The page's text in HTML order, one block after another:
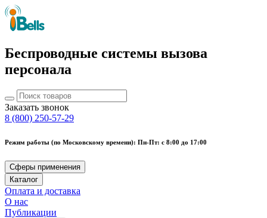
Беспроводные системы вызова
персонала
Заказать звонок
8 (800) 250-57-29
Режим работы (по Московскому времени): Пн-Пт: с 8:00 до 17:00
Сферы применения
Каталог
Оплата и доставка
О нас
Публикации